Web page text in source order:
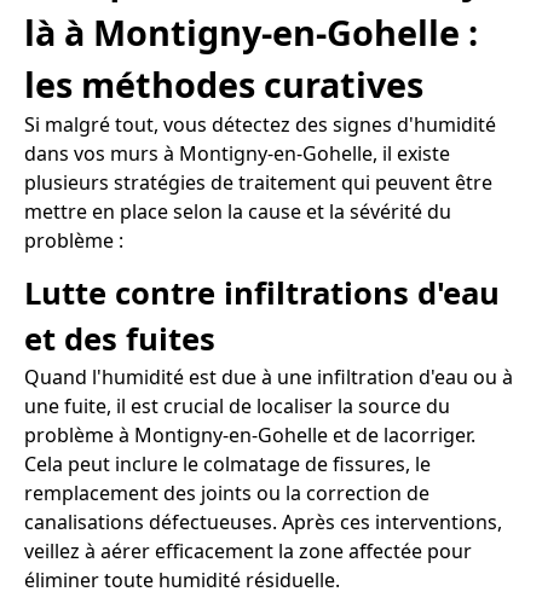
là à Montigny-en-Gohelle :
les méthodes curatives
Si malgré tout, vous détectez des signes d'humidité
dans vos murs à Montigny-en-Gohelle, il existe
plusieurs stratégies de traitement qui peuvent être
mettre en place selon la cause et la sévérité du
problème :
Lutte contre infiltrations d'eau
et des fuites
Quand l'humidité est due à une infiltration d'eau ou à
une fuite, il est crucial de localiser la source du
problème à Montigny-en-Gohelle et de lacorriger.
Cela peut inclure le colmatage de fissures, le
remplacement des joints ou la correction de
canalisations défectueuses. Après ces interventions,
veillez à aérer efficacement la zone affectée pour
éliminer toute humidité résiduelle.